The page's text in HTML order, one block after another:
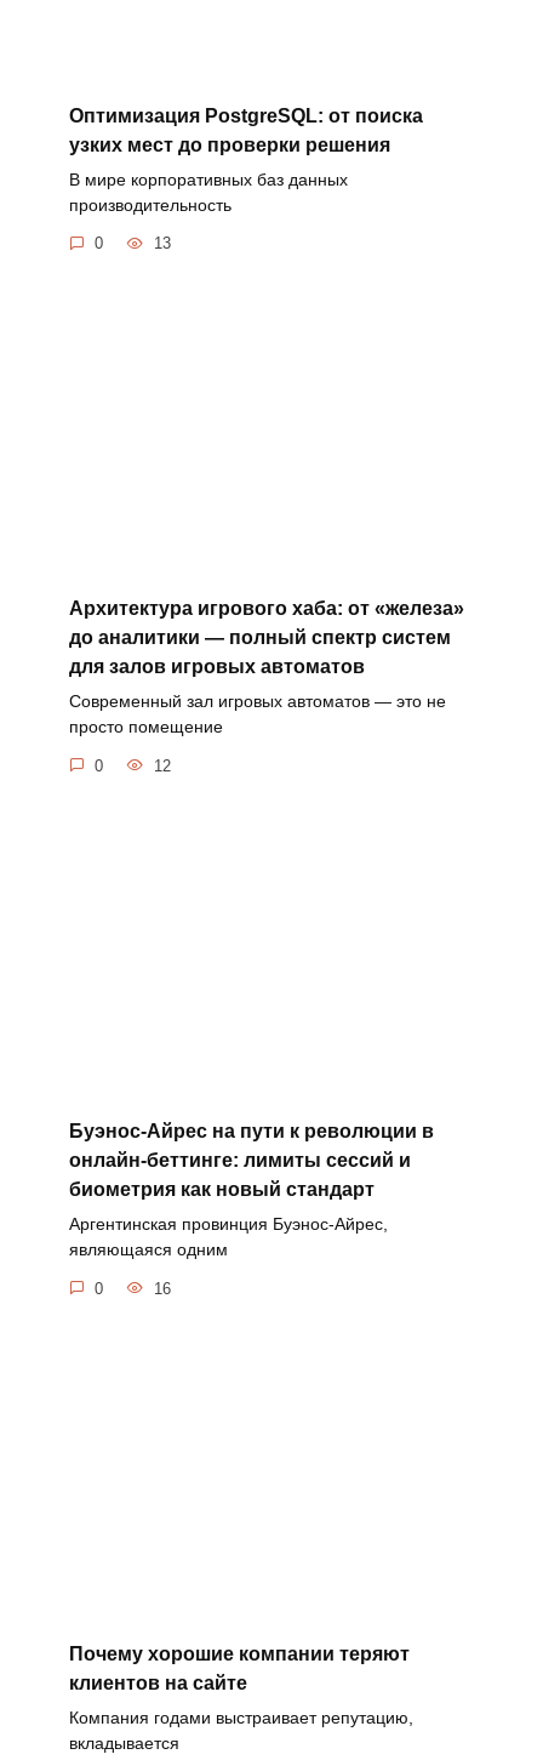
Оптимизация PostgreSQL: от поиска
узких мест до проверки решения
В мире корпоративных баз данных
производительность
0 13
Архитектура игрового хаба: от «железа»
до аналитики — полный спектр систем
для залов игровых автоматов
Современный зал игровых автоматов — это не
просто помещение
0 12
Буэнос-Айрес на пути к революции в
онлайн-беттинге: лимиты сессий и
биометрия как новый стандарт
Аргентинская провинция Буэнос-Айрес,
являющаяся одним
0 16
Почему хорошие компании теряют
клиентов на сайте
Компания годами выстраивает репутацию,
вкладывается